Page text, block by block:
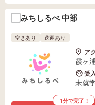
みちしるべ 中部
空きあり 送迎あり
ア
霞ヶ
受
未就
1分で完了！